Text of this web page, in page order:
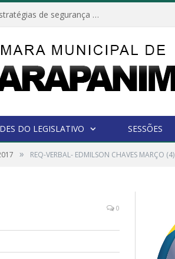
Câmara Municipal de Marapanim discute estratégias de segurança com autoridades e poder executivo
DO LEGISLATIVO SESSÕES
» REQ-VERBAL- EDMILSON CHAVES MARÇO (4)
0